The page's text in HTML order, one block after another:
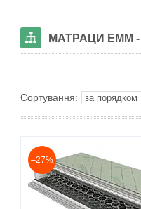
МАТРАЦИ ЕММ -
–27%